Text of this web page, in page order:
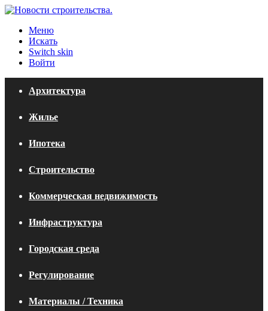
Меню
Искать
Switch skin
Войти
Архитектура
Жилье
Ипотека
Строительство
Коммерческая недвижимость
Инфраструктура
Городская среда
Регулирование
Материалы / Техника